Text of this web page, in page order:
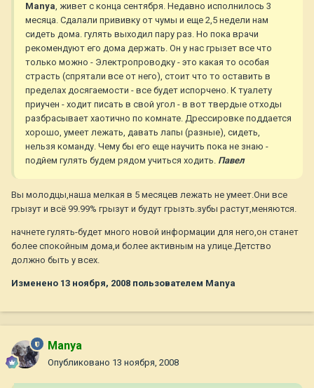
Manya, живет с конца сентября. Недавно исполнилось 3
месяца. Сдалали прививку от чумы и еще 2,5 недели нам
сидеть дома. гулять выходил пару раз. Но пока врачи
рекомендуют его дома держать. Он у нас грызет все что
только можно - Электропроводку - это какая то особая
страсть (спрятали все от него), стоит что то оставить в
пределах досягаемости - все будет испорчено. К туалету
приучен - ходит писать в свой угол - в вот твердые отходы
разбрасывает хаотично по комнате. Дрессировке поддается
хорошо, умеет лежать, давать лапы (разные), сидеть,
нельзя команду. Чему бы его еще научить пока не знаю -
подйем гулять будем рядом учиться ходить. Павел
Вы молодцы,наша мелкая в 5 месяцев лежать не умеет.Они все
грызут и всё 99.99% грызут и будут грызть.зубы растут,меняются.
начнете гулять-будет много новой информации для него,он станет
более спокойным дома,и более активным на улице.Детство
должно быть у всех.
Изменено 13 ноября, 2008 пользователем Manya
Manya
Опубликовано 13 ноября, 2008